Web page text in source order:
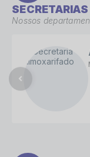
SECRETARIAS
Nossos